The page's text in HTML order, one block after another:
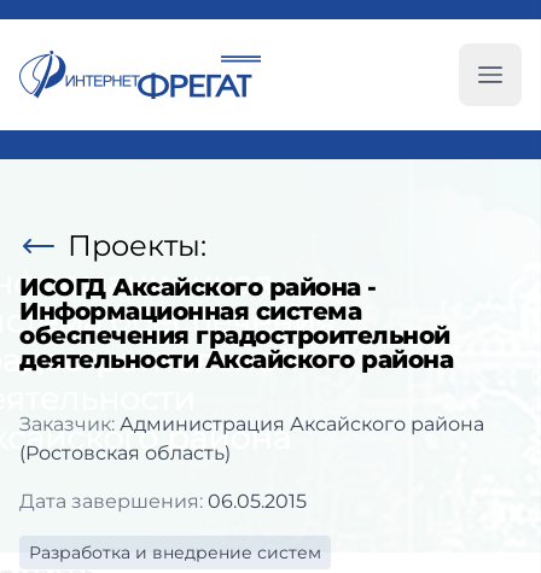
Проекты:
ИСОГД Аксайского района -
Информационная система
обеспечения градостроительной
деятельности Аксайского района
Заказчик: Администрация Аксайского района
(Ростовская область)
Дата завершения: 06.05.2015
Разработка и внедрение систем